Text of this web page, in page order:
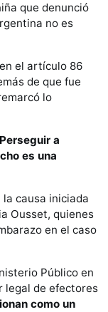
que denunció
no es
el artículo 86
de que fue
lo
Perseguir a
es una
causa iniciada
Ousset, quienes
en el caso
Público en
legal de efectores
como un